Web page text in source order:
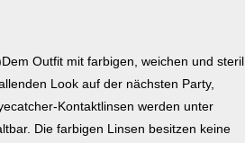
Outfit mit farbigen, weichen und steril
Look auf der nächsten Party,
Kontaktlinsen werden unter
Die farbigen Linsen besitzen keine